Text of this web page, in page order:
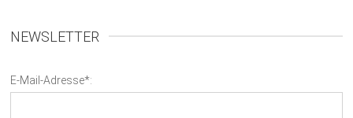
NEWSLETTER
E-Mail-Adresse*: